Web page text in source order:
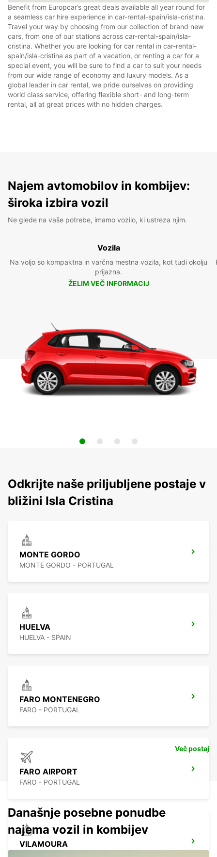
Benefit from Europcar’s great deals available all year round for
a seamless car hire experience in car-rental-spain/isla-cristina.
Travel your way by choosing from our collection of brand new
cars, from one of our stations across car-rental-spain/isla-
cristina. Whether you are looking for car rental in car-rental-
spain/isla-cristina as part of a vacation, or renting a car for a
special event, you will be sure to find a car to suit your needs
from our wide range of economy and luxury models. As a
global leader in car rental, we pride ourselves on providing
world class service, offering flexible short- and long-term
rental, all at great prices with no hidden charges.
Najem avtomobilov in kombijev:
široka izbira vozil
Ne glede na vaše potrebe, imamo vozilo, ki ustreza njim.
Vozila
Na voljo so kompaktna in varčna mestna vozila, kot tudi okolju
prijazna.
ŽELIM VEČ INFORMACIJ
Odkrijte naše priljubljene postaje v
bližini Isla Cristina
MONTE GORDO
MONTE GORDO - PORTUGAL
HUELVA
HUELVA - SPAIN
FARO MONTENEGRO
FARO - PORTUGAL
FARO AIRPORT
FARO - PORTUGAL
VILAMOURA
Več postaj
Današnje posebne ponudbe
najema vozil in kombijev